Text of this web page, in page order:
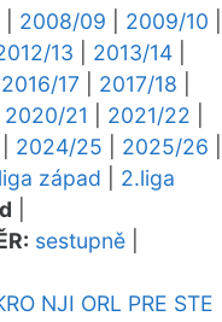
2008/09 2009/10
13 2013/14
2016/17 2017/18
2020/21 2021/22
2024/25 2025/26
západ
2.liga
sestupně
NJI ORL PRE STE